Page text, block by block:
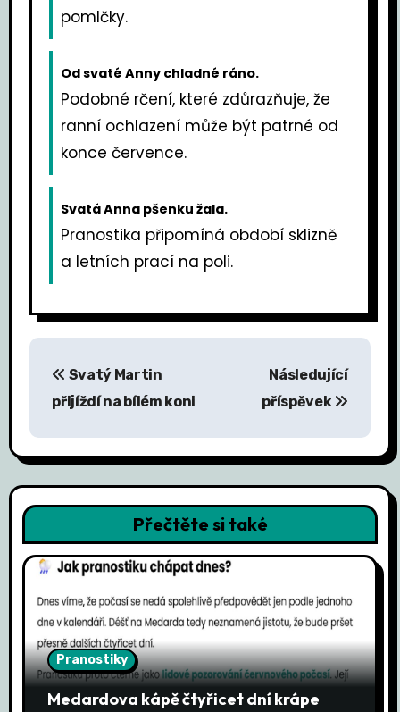
pomlčky.
Od svaté Anny chladné ráno.
Podobné rčení, které zdůrazňuje, že
ranní ochlazení může být patrné od
konce července.
Svatá Anna pšenku žala.
Pranostika připomíná období sklizně
a letních prací na poli.
N
v
i
g
a
c
e
p
r
Svatý Martin
přijíždí na bílém koni
Následující
příspěvek
Přečtěte si také
Pranostiky
Medardova kápě čtyřicet dní krápe